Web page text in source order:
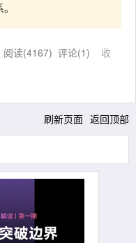
阅读(4167) 评论(1) 收
刷新页面 返回顶部